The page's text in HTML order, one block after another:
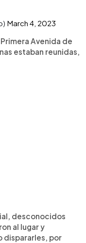
March 4, 2023
Avenida de
estaban reunidas,
desconocidos
al lugar y
dispararles, por